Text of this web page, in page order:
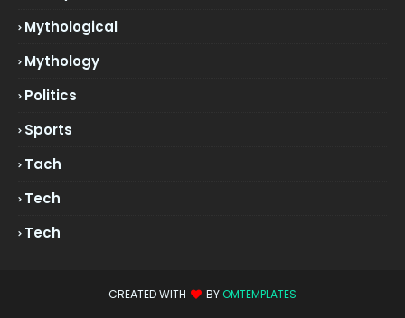
Mythological
Mythology
Politics
Sports
Tach
Tech
Tech
CREATED WITH BY OMTEMPLATES